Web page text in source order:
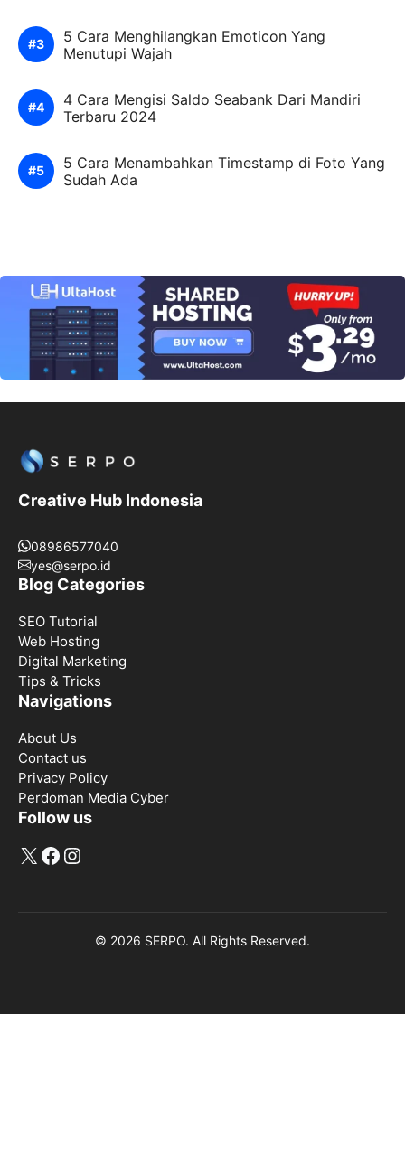
5 Cara Menghilangkan Emoticon Yang
Menutupi Wajah
4 Cara Mengisi Saldo Seabank Dari Mandiri
Terbaru 2024
5 Cara Menambahkan Timestamp di Foto Yang
Sudah Ada
Creative Hub Indonesia
08986577040
yes@serpo.id
Blog Categories
SEO Tutorial
Web Hosting
Digital Marketing
Tips & Tricks
Navigations
About Us
Contact us
Privacy Policy
Perdoman Media Cyber
Follow us
X Facebook
Instagram
© 2026 SERPO. All Rights Reserved.